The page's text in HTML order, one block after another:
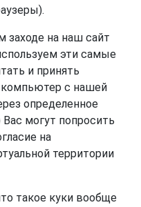
заходе на наш сайт
эти самые
и принять
компьютер с нашей
определенное
могут попросить
на
территории
такое куки вообще